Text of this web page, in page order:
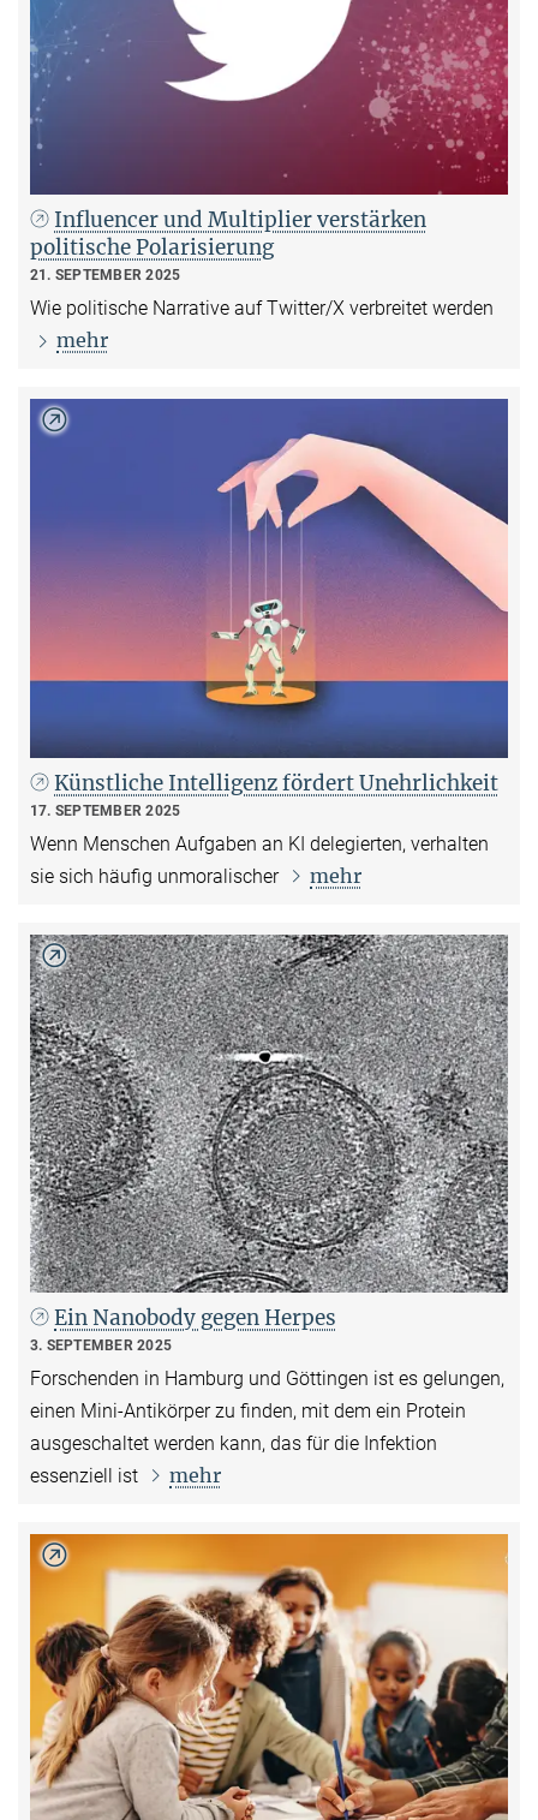
Influencer und Multiplier verstärken
politische Polarisierung
21. SEPTEMBER 2025
Wie politische Narrative auf Twitter/X verbreitet werden
mehr
Künstliche Intelligenz fördert Unehrlichkeit
17. SEPTEMBER 2025
Wenn Menschen Aufgaben an KI delegierten, verhalten
sie sich häufig unmoralischer
mehr
Ein Nanobody gegen Herpes
3. SEPTEMBER 2025
Forschenden in Hamburg und Göttingen ist es gelungen,
einen Mini-Antikörper zu finden, mit dem ein Protein
ausgeschaltet werden kann, das für die Infektion
essenziell ist
mehr